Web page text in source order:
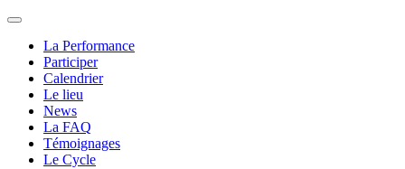
La Performance
Participer
Calendrier
Le lieu
News
La FAQ
Témoignages
Le Cycle